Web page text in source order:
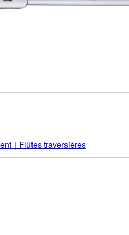
｜Flûtes traversières